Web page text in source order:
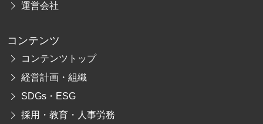
運営会社
コンテンツ
コンテンツトップ
経営計画・組織
SDGs・ESG
採用・教育・人事労務